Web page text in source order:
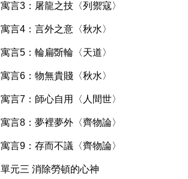
寓言3：屠龍之技〈列禦寇〉
寓言4：言外之意〈秋水〉
寓言5：輪扁斲輪〈天道〉
寓言6：物無貴賤〈秋水〉
寓言7：師心自用〈人間世〉
寓言8：夢裡夢外〈齊物論〉
寓言9：存而不議〈齊物論〉
單元三 消除勞頓的心神